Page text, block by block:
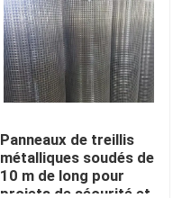
Panneaux de treillis
métalliques soudés de
10 m de long pour
projets de sécurité et